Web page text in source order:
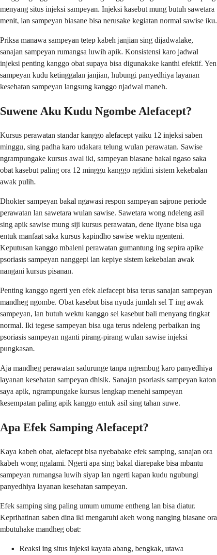
menyang situs injeksi sampeyan. Injeksi kasebut mung butuh sawetara
menit, lan sampeyan biasane bisa nerusake kegiatan normal sawise iku.
Priksa manawa sampeyan tetep kabeh janjian sing dijadwalake,
sanajan sampeyan rumangsa luwih apik. Konsistensi karo jadwal
injeksi penting kanggo obat supaya bisa digunakake kanthi efektif. Yen
sampeyan kudu ketinggalan janjian, hubungi panyedhiya layanan
kesehatan sampeyan langsung kanggo njadwal maneh.
Suwene Aku Kudu Ngombe Alefacept?
Kursus perawatan standar kanggo alefacept yaiku 12 injeksi saben
minggu, sing padha karo udakara telung wulan perawatan. Sawise
ngrampungake kursus awal iki, sampeyan biasane bakal ngaso saka
obat kasebut paling ora 12 minggu kanggo ngidini sistem kekebalan
awak pulih.
Dhokter sampeyan bakal ngawasi respon sampeyan sajrone periode
perawatan lan sawetara wulan sawise. Sawetara wong ndeleng asil
sing apik sawise mung siji kursus perawatan, dene liyane bisa uga
entuk manfaat saka kursus kapindho sawise wektu ngenteni.
Keputusan kanggo mbaleni perawatan gumantung ing sepira apike
psoriasis sampeyan nanggepi lan kepiye sistem kekebalan awak
nangani kursus pisanan.
Penting kanggo ngerti yen efek alefacept bisa terus sanajan sampeyan
mandheg ngombe. Obat kasebut bisa nyuda jumlah sel T ing awak
sampeyan, lan butuh wektu kanggo sel kasebut bali menyang tingkat
normal. Iki tegese sampeyan bisa uga terus ndeleng perbaikan ing
psoriasis sampeyan nganti pirang-pirang wulan sawise injeksi
pungkasan.
Aja mandheg perawatan sadurunge tanpa ngrembug karo panyedhiya
layanan kesehatan sampeyan dhisik. Sanajan psoriasis sampeyan katon
saya apik, ngrampungake kursus lengkap menehi sampeyan
kesempatan paling apik kanggo entuk asil sing tahan suwe.
Apa Efek Samping Alefacept?
Kaya kabeh obat, alefacept bisa nyebabake efek samping, sanajan ora
kabeh wong ngalami. Ngerti apa sing bakal diarepake bisa mbantu
sampeyan rumangsa luwih siyap lan ngerti kapan kudu ngubungi
panyedhiya layanan kesehatan sampeyan.
Efek samping sing paling umum umume entheng lan bisa diatur.
Keprihatinan saben dina iki mengaruhi akeh wong nanging biasane ora
mbutuhake mandheg obat:
Reaksi ing situs injeksi kayata abang, bengkak, utawa